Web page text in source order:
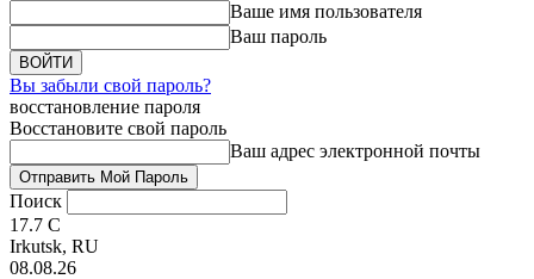
Ваше имя пользователя
Ваш пароль
Вы забыли свой пароль?
восстановление пароля
Восстановите свой пароль
Ваш адрес электронной почты
Поиск
17.7 C
Irkutsk, RU
08.08.26